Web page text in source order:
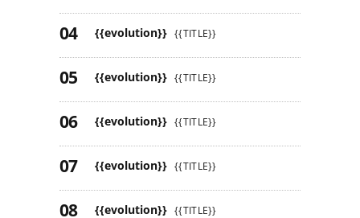
{{evolution}} {{TITLE}}
{{evolution}} {{TITLE}}
{{evolution}} {{TITLE}}
{{evolution}} {{TITLE}}
{{evolution}} {{TITLE}}